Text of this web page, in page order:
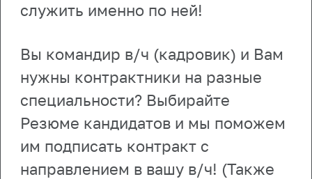
служить именно по ней!
Вы командир в/ч (кадровик) и Вам
нужны контрактники на разные
специальности? Выбирайте
Резюме кандидатов и мы поможем
им подписать контракт с
направлением в вашу в/ч! (Также